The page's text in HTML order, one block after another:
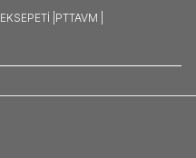
| PTTAVM |